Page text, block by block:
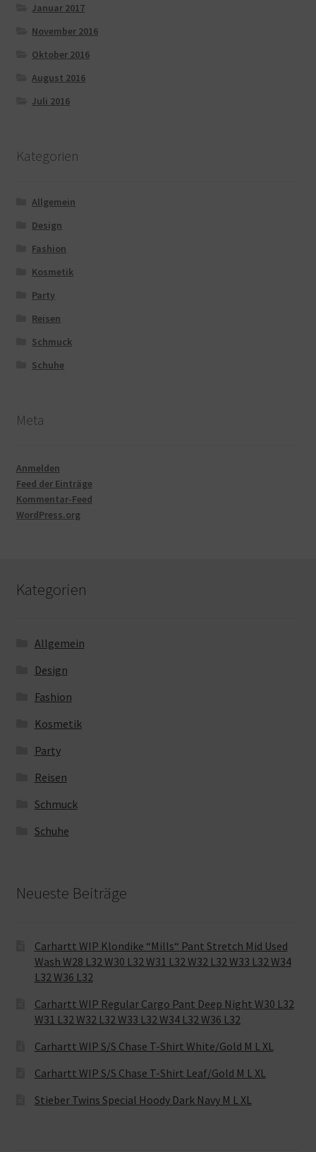
Januar 2017
November 2016
Oktober 2016
August 2016
Juli 2016
Kategorien
Allgemein
Design
Fashion
Kosmetik
Party
Reisen
Schmuck
Schuhe
Meta
Anmelden
Feed der Einträge
Kommentar-Feed
WordPress.org
Kategorien
Allgemein
Design
Fashion
Kosmetik
Party
Reisen
Schmuck
Schuhe
Neueste Beiträge
Carhartt WIP Klondike “Mills“ Pant Stretch Mid Used
Wash W28 L32 W30 L32 W31 L32 W32 L32 W33 L32 W34
L32 W36 L32
Carhartt WIP Regular Cargo Pant Deep Night W30 L32
W31 L32 W32 L32 W33 L32 W34 L32 W36 L32
Carhartt WIP S/S Chase T-Shirt White/Gold M L XL
Carhartt WIP S/S Chase T-Shirt Leaf/Gold M L XL
Stieber Twins Special Hoody Dark Navy M L XL